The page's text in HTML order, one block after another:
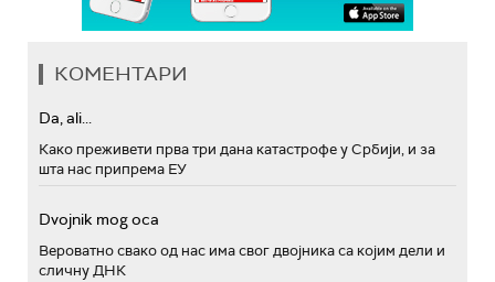
КОМЕНТАРИ
Da, ali...
Како преживети прва три дана катастрофе у Србији, и за
шта нас припрема ЕУ
Dvojnik mog oca
Вероватно свако од нас има свог двојника са којим дели и
сличну ДНК